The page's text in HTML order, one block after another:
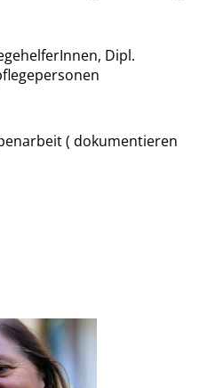
Dipl.
( dokumentieren